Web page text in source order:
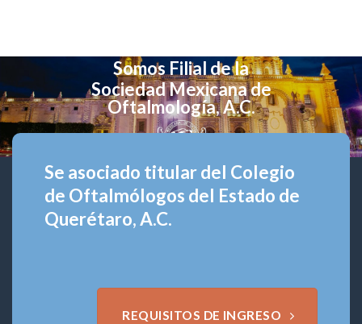
Somos Filial de la
Sociedad Mexicana de
Oftalmología, A.C.
Se asociado titular del Colegio
de Oftalmólogos del Estado de
Querétaro, A.C.
REQUISITOS DE INGRESO